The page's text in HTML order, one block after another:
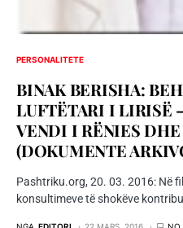
PERSONALITETE
BINAK BERISHA:
LUFTËTARI I LIRISË
VENDI I RËNIES
(DOKUMENTE
Pashtriku.org, 20. 03. 2016: Në
konsultimeve të shokëve